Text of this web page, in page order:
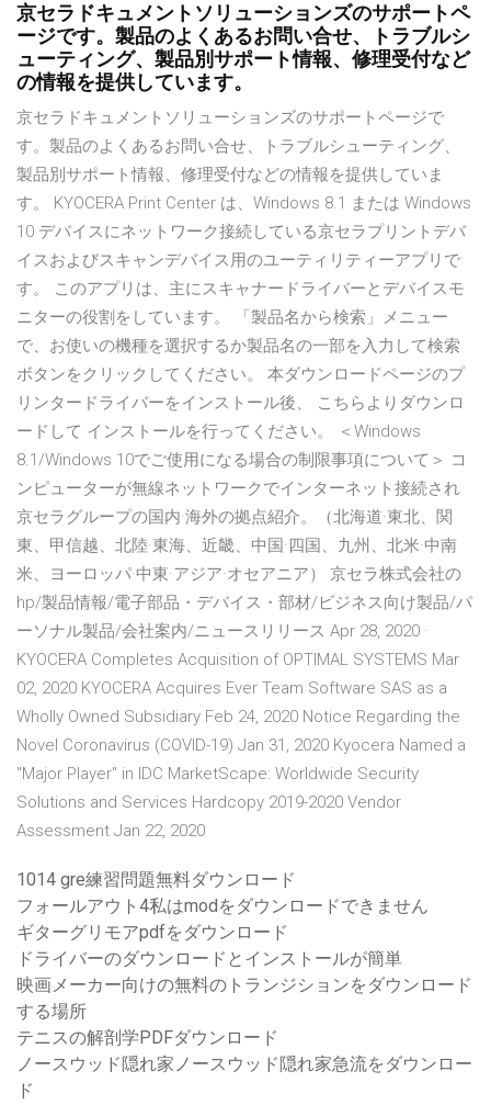
京セラドキュメントソリューションズのサポートペ
ージです。製品のよくあるお問い合せ、トラブルシ
ューティング、製品別サポート情報、修理受付など
の情報を提供しています。
京セラドキュメントソリューションズのサポートページで
す。製品のよくあるお問い合せ、トラブルシューティング、
製品別サポート情報、修理受付などの情報を提供していま
す。 KYOCERA Print Center は、Windows 8.1 または Windows
10 デバイスにネットワーク接続している京セラプリントデバ
イスおよびスキャンデバイス用のユーティリティーアプリで
す。 このアプリは、主にスキャナードライバーとデバイスモ
ニターの役割をしています。 「製品名から検索」メニュー
で、お使いの機種を選択するか製品名の一部を入力して検索
ボタンをクリックしてください。 本ダウンロードページのプ
リンタードライバーをインストール後、 こちらよりダウンロ
ードして インストールを行ってください。 ＜Windows
8.1/Windows 10でご使用になる場合の制限事項について＞ コ
ンピューターが無線ネットワークでインターネット接続され
京セラグループの国内·海外の拠点紹介。（北海道·東北、関
東、甲信越、北陸·東海、近畿、中国·四国、九州、北米·中南
米、ヨーロッパ·中東·アジア·オセアニア） 京セラ株式会社の
hp/製品情報/電子部品・デバイス・部材/ビジネス向け製品/パ
ーソナル製品/会社案内/ニュースリリース Apr 28, 2020 ·
KYOCERA Completes Acquisition of OPTIMAL SYSTEMS Mar
02, 2020 KYOCERA Acquires Ever Team Software SAS as a
Wholly Owned Subsidiary Feb 24, 2020 Notice Regarding the
Novel Coronavirus (COVID-19) Jan 31, 2020 Kyocera Named a
"Major Player" in IDC MarketScape: Worldwide Security
Solutions and Services Hardcopy 2019-2020 Vendor
Assessment Jan 22, 2020
1014 gre練習問題無料ダウンロード
フォールアウト4私はmodをダウンロードできません
ギターグリモアpdfをダウンロード
ドライバーのダウンロードとインストールが簡単
映画メーカー向けの無料のトランジションをダウンロード
する場所
テニスの解剖学PDFダウンロード
ノースウッド隠れ家ノースウッド隠れ家急流をダウンロー
ド